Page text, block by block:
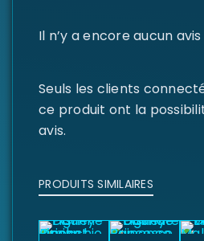
Il n’y a encore aucun avis
Seuls les clients
ce produit ont la
avis.
PRODUITS SIMILAIRES